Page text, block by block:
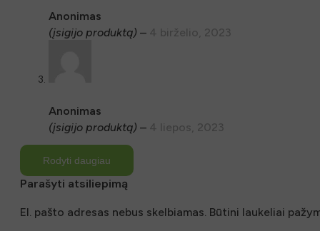
Anonimas
(įsigijo produktą) – 4 birželio, 2023
Anonimas
(įsigijo produktą) – 4 liepos, 2023
Rodyti daugiau
Parašyti atsiliepimą
El. pašto adresas nebus skelbiamas. Būtini laukeliai